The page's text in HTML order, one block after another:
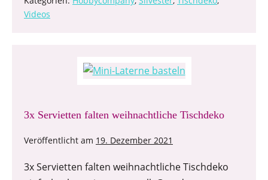
Videos
3x Servietten falten weihnachtliche Tischdeko
Veröffentlicht am 19. Dezember 2021
3x Servietten falten weihnachtliche Tischdeko